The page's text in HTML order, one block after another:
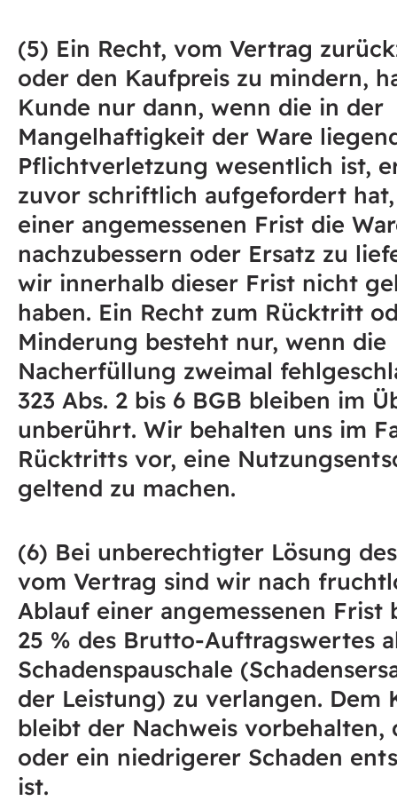
(5) Ein Recht, vom Vertrag
oder den Kaufpreis zu mindern,
Kunde nur dann, wenn die in der
Mangelhaftigkeit der Ware
Pflichtverletzung wesentlich ist,
zuvor schriftlich aufgefordert
einer angemessenen Frist die
nachzubessern oder Ersatz zu
wir innerhalb dieser Frist nicht
haben. Ein Recht zum Rücktritt
Minderung besteht nur, wenn die
Nacherfüllung zweimal
323 Abs. 2 bis 6 BGB bleiben im
unberührt. Wir behalten uns im
Rücktritts vor, eine
geltend zu machen.
(6) Bei unberechtigter Lösung
vom Vertrag sind wir nach
Ablauf einer angemessenen Frist
25 % des Brutto-Auftragswertes
Schadenspauschale
der Leistung) zu verlangen. Dem
bleibt der Nachweis vorbehalten,
oder ein niedrigerer Schaden
ist.